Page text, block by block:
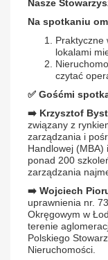
Nasze
Na spotkaniu
Praktyczne
lokalami
czytać
✅ Gośćmi
➡️ Krzysztof
związany z
zarządzania i
Handlowej (MBA)
ponad 200
zarządzania
➡️ Wojciech
uprawnienia nr.
Okręgowym w
terenie
Polskiego
Nieruchomości.